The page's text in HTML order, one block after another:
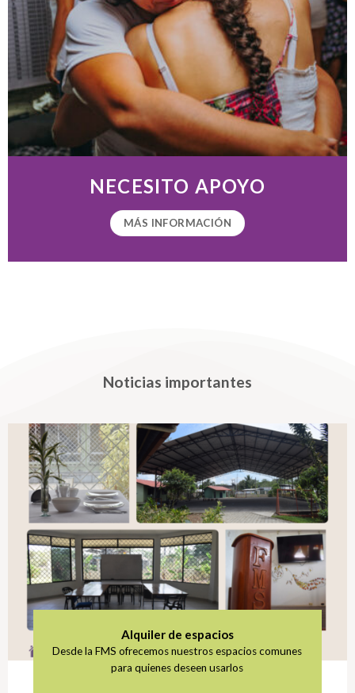
NECESITO APOYO
MÁS INFORMACIÓN
Noticias importantes
Alquiler de espacios
Desde la FMS ofrecemos nuestros espacios comunes
para quienes deseen usarlos